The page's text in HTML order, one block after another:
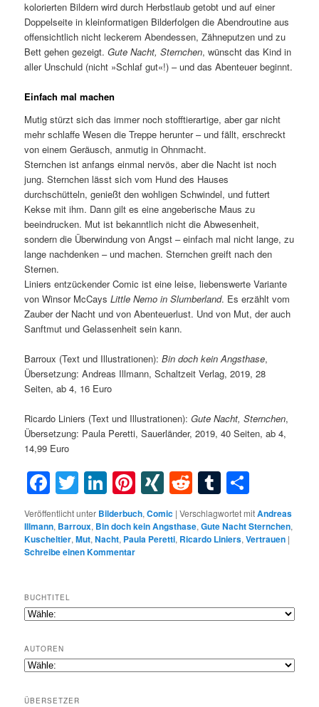
kolorierten Bildern wird durch Herbstlaub getobt und auf einer
Doppelseite in kleinformatigen Bilderfolgen die Abendroutine aus
offensichtlich nicht leckerem Abendessen, Zähneputzen und zu
Bett gehen gezeigt.Gute Nacht, Sternchen, wünscht das Kind in
aller Unschuld (nicht »Schlaf gut«!) – und das Abenteuer beginnt.
Einfach mal machen
Mutig stürzt sich das immer noch stofftierartige, aber gar nicht
mehr schlaffe Wesen die Treppe herunter – und fällt, erschreckt
von einem Geräusch, anmutig in Ohnmacht.
Sternchen ist anfangs einmal nervös, aber die Nacht ist noch
jung. Sternchen lässt sich vom Hund des Hauses
durchschütteln, genießt den wohligen Schwindel, und futtert
Kekse mit ihm. Dann gilt es eine angeberische Maus zu
beeindrucken. Mut ist bekanntlich nicht die Abwesenheit,
sondern die Überwindung von Angst – einfach mal nicht lange, zu
lange nachdenken – und machen. Sternchen greift nach den
Sternen.
Liniers entzückender Comic ist eine leise, liebenswerte Variante
von Winsor McCaysLittle Nemo in Slumberland. Es erzählt vom
Zauber der Nacht und von Abenteuerlust. Und von Mut, der auch
Sanftmut und Gelassenheit sein kann.
Barroux (Text und Illustrationen):Bin doch kein Angsthase,
Übersetzung: Andreas Illmann, Schaltzeit Verlag, 2019, 28
Seiten, ab 4, 16 Euro
Ricardo Liniers (Text und Illustrationen):Gute Nacht, Sternchen,
Übersetzung: Paula Peretti, Sauerländer, 2019, 40 Seiten, ab 4,
14,99 Euro
Facebook
Twitter
LinkedIn
Pinterest
XINGRedditTumblr
Veröffentlicht unter Bilderbuch,Comic |Verschlagwortet mitAndreas
Illmann, Barroux, Bin doch kein Angsthase,Gute Nacht Sternchen,
Kuscheltier,Mut,Nacht, Paula Peretti, Ricardo Liniers,Vertrauen |
Schreibe einen Kommentar
BUCHTITEL
AUTOREN
ÜBERSETZER